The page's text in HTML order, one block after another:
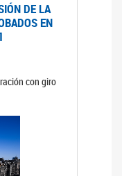
DE LA
EN
con giro